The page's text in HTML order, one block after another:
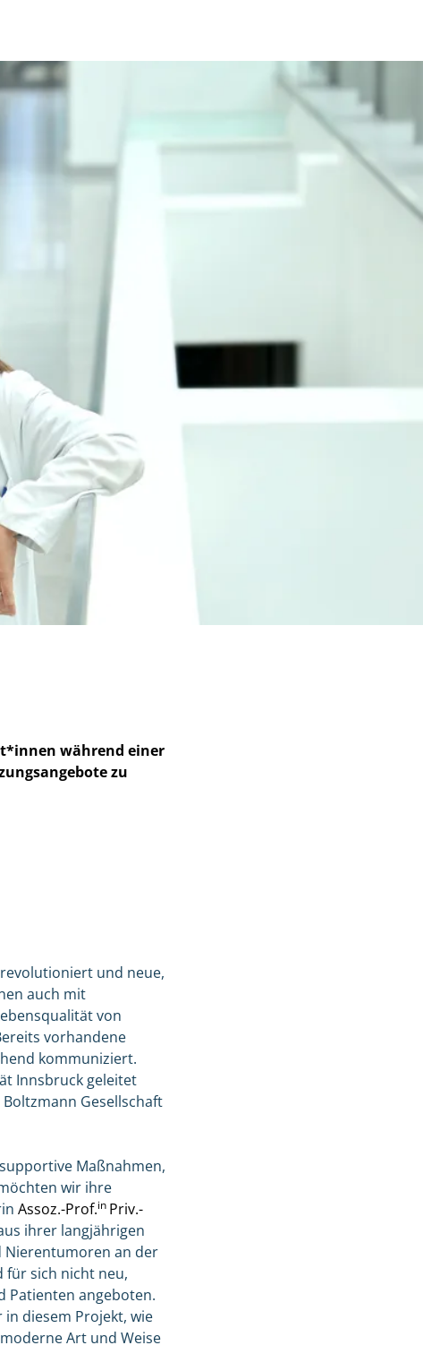
während einer
zu
und neue,
auch mit
von
vorhandene
kommuniziert.
Innsbruck geleitet
Gesellschaft
Maßnahmen,
wir ihre
Assoz.-Prof.in Priv.-
ihrer langjährigen
Nierentumoren an der
für sich nicht neu,
Patienten angeboten.
diesem Projekt, wie
Art und Weise